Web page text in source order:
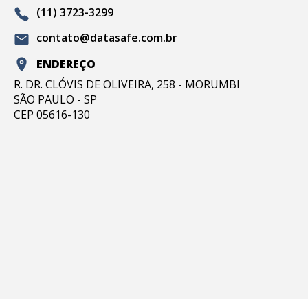
(11) 3723-3299
contato@datasafe.com.br
ENDEREÇO
R. DR. CLÓVIS DE OLIVEIRA, 258 - MORUMBI
SÃO PAULO - SP
CEP 05616-130